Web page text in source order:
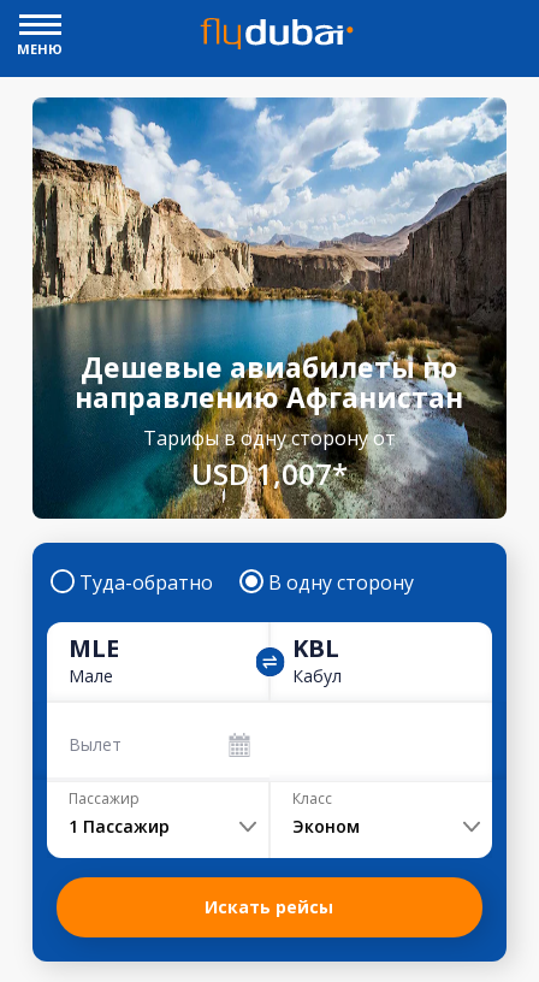
МЕНЮ
Дешевые авиабилеты по
направлению Афганистан
Тарифы в одну сторону от
USD 1,007*
Туда-обратно В одну сторону
MLE
Мале
KBL
Кабул
Вылет
Пассажир
1 Пассажир
Класс
Эконом
Искать рейсы